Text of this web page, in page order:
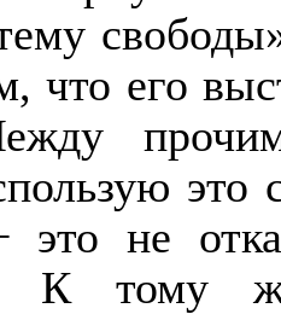
что его
это
это не
К тому